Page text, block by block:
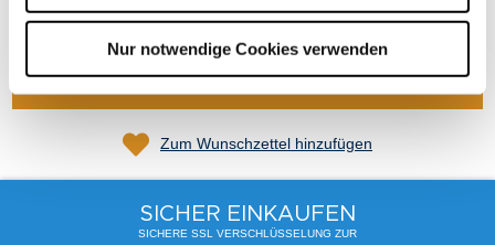
Nur notwendige Cookies verwenden
inkl. USt.,exkl.Versandkosten
In den Warenkorb
Zum Wunschzettel hinzufügen
SICHER EINKAUFEN
SICHERE SSL VERSCHLÜSSELUNG ZUR